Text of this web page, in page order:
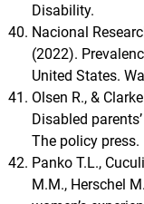
Disability.
Nacional
(2022).
United States.
Olsen R., &
Disabled
The policy press.
Panko T.L.,
M.M., Herschel